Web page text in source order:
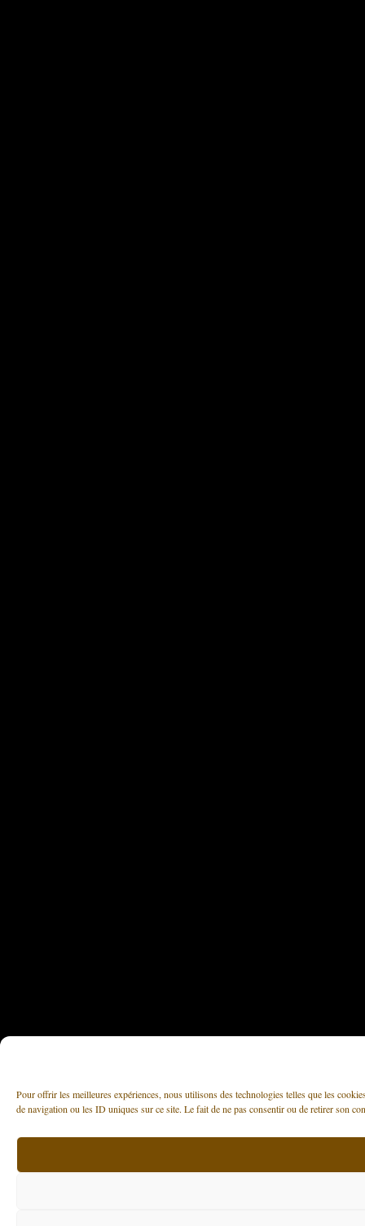
Pour offrir les meilleures expériences, nous utilisons des technologies telles que les
de navigation ou les ID uniques sur ce site. Le fait de ne pas consentir ou de retirer son